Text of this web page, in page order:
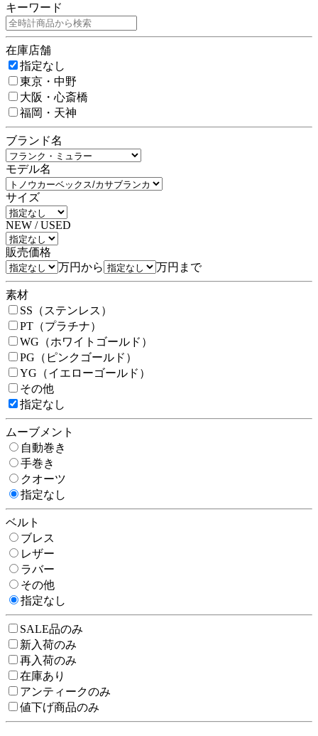
キーワード
在庫店舗
指定なし
東京・中野
大阪・心斎橋
福岡・天神
ブランド名
モデル名
サイズ
NEW / USED
販売価格
万円から
万円まで
素材
SS（ステンレス）
PT（プラチナ）
WG（ホワイトゴールド）
PG（ピンクゴールド）
YG（イエローゴールド）
その他
指定なし
ムーブメント
自動巻き
手巻き
クオーツ
指定なし
ベルト
ブレス
レザー
ラバー
その他
指定なし
SALE品のみ
新入荷のみ
再入荷のみ
在庫あり
アンティークのみ
値下げ商品のみ